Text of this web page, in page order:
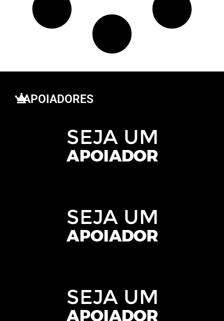
APOIADORES